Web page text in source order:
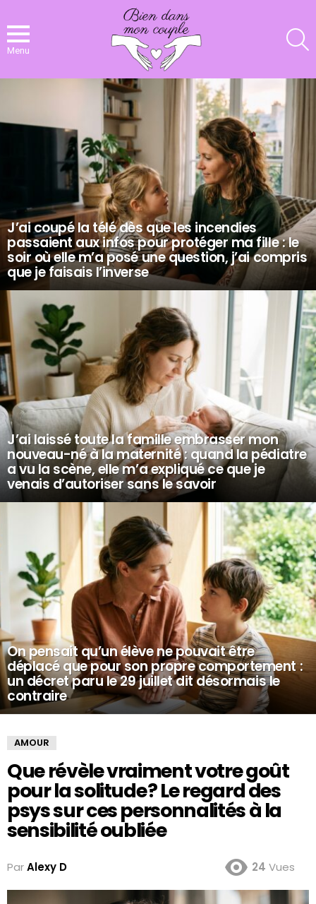
Menu
J’ai coupé la télé dès que les incendies
passaient aux infos pour protéger ma fille : le
soir où elle m’a posé une question, j’ai compris
que je faisais l’inverse
J’ai laissé toute la famille embrasser mon
nouveau-né à la maternité : quand la pédiatre
a vu la scène, elle m’a expliqué ce que je
venais d’autoriser sans le savoir
On pensait qu’un élève ne pouvait être
déplacé que pour son propre comportement :
un décret paru le 29 juillet dit désormais le
contraire
AMOUR
Que révèle vraiment votre goût
pour la solitude ? Le regard des
psys sur ces personnalités à la
sensibilité oubliée
ParAlexy D 24 Vues